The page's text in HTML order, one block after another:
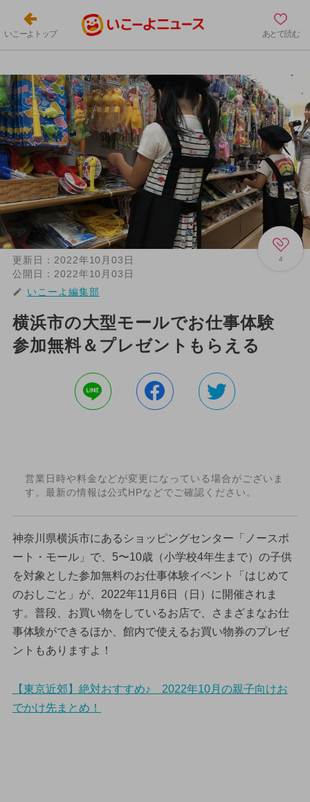
いこーよトップ あとで読む
4
更新日： 2022年10月03日
公開日： 2022年10月03日
いこーよ編集部
横浜市の大型モールでお仕事体験
参加無料＆プレゼントもらえる
営業日時や料金などが変更になっている場合がございま
す。最新の情報は公式HPなどでご確認ください。
神奈川県横浜市にあるショッピングセンター「ノースポ
ート・モール」で、5〜10歳（小学校4年生まで）の子供
を対象とした参加無料のお仕事体験イベント「はじめて
のおしごと」が、2022年11月6日（日）に開催されま
す。普段、お買い物をしているお店で、さまざまなお仕
事体験ができるほか、館内で使えるお買い物券のプレゼ
ントもありますよ！
【東京近郊】絶対おすすめ♪ 2022年10月の親子向けお
でかけ先まとめ！